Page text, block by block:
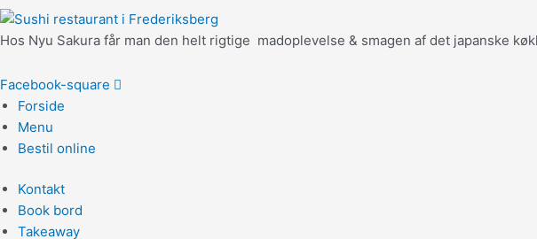
Hos Nyu Sakura får man den helt rigtige madoplevelse & smagen af det japanske
Facebook-square
Forside
Menu
Bestil online
Kontakt
Book bord
Takeaway